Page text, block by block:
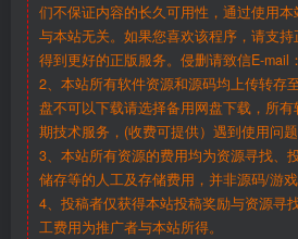
们不保证内容的长久可用性，通过使用
与本站无关。如果您喜欢该程序，请支持
得到更好的正版服务。侵删请致信E-mail
2、本站所有软件资源和源码均上传转存
盘不可以下载请选择备用网盘下载，所
期技术服务，(收费可提供）遇到使用问
3、本站所有资源的费用均为资源寻找、
储存等的人工及存储费用，并非源码/游
4、投稿者仅获得本站投稿奖励与资源寻
工费用为推广者与本站所得。